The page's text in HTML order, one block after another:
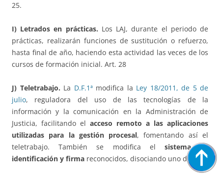
25.
I) Letrados en prácticas. Los LAJ, durante el periodo de
prácticas, realizarán funciones de sustitución o refuerzo,
hasta final de año, haciendo esta actividad las veces de los
cursos de formación inicial. Art. 28
J) Teletrabajo. La D.F.1ªmodifica la Ley 18/2011, de 5 de
julio, reguladora del uso de las tecnologías de la
información y la comunicación en la Administración de
Justicia, facilitando el acceso remoto a las aplicaciones
utilizadas para la gestión procesal, fomentando así el
teletrabajo. También se modifica el sistema de
identificación y firma reconocidos, disociando uno de otro.